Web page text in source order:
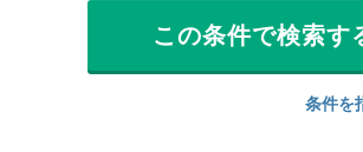
条件を